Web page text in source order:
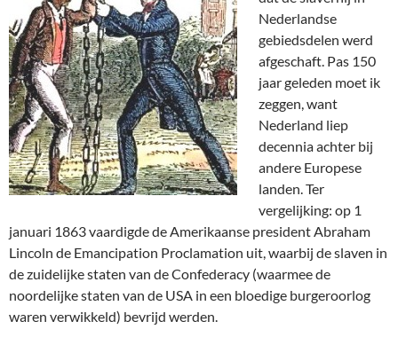
Nederlandse
gebiedsdelen werd
afgeschaft. Pas 150
jaar geleden moet ik
zeggen, want
Nederland liep
decennia achter bij
andere Europese
landen. Ter
vergelijking: op 1
januari 1863 vaardigde de Amerikaanse president Abraham
Lincoln de Emancipation Proclamation uit, waarbij de slaven in
de zuidelijke staten van de Confederacy (waarmee de
noordelijke staten van de USA in een bloedige burgeroorlog
waren verwikkeld) bevrijd werden.